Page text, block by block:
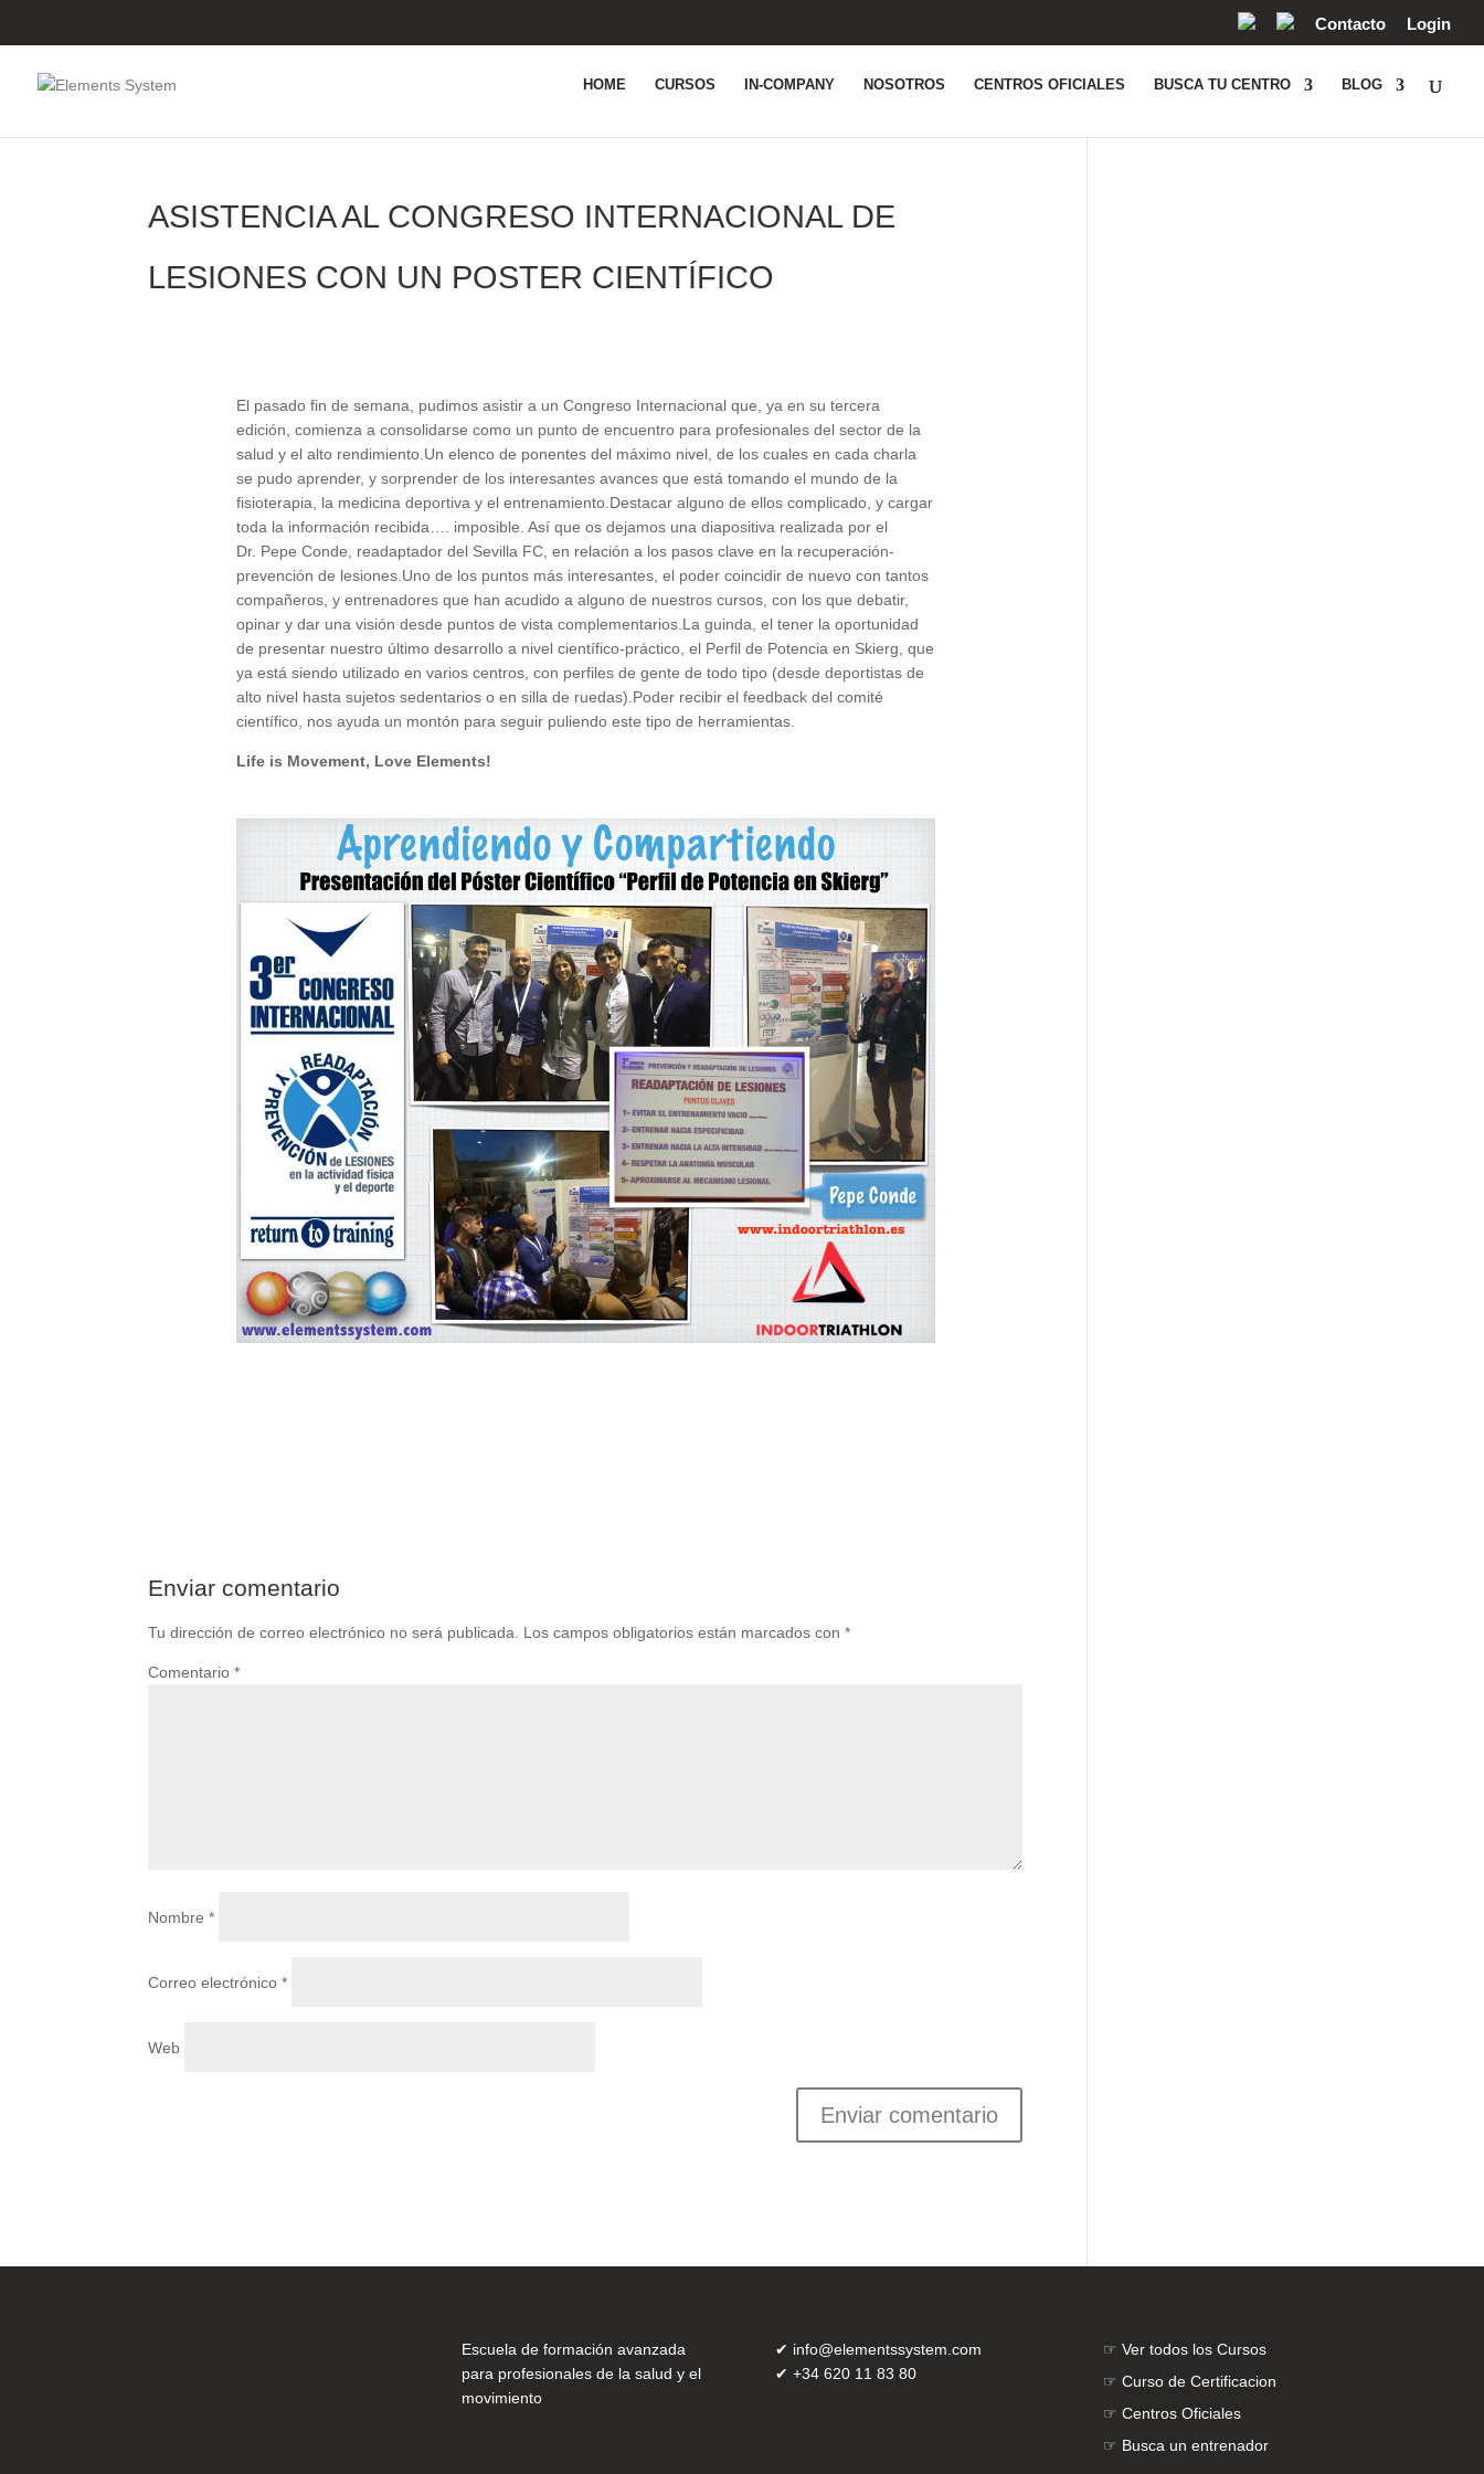
Contacto Login
HOME CURSOS IN-COMPANY NOSOTROS CENTROS OFICIALES BUSCA TU CENTRO BLOG
ASISTENCIA AL CONGRESO INTERNACIONAL DE
LESIONES CON UN POSTER CIENTÍFICO
El pasado fin de semana, pudimos asistir a un Congreso Internacional que, ya en su tercera
edición, comienza a consolidarse como un punto de encuentro para profesionales del sector de la
salud y el alto rendimiento.Un elenco de ponentes del máximo nivel, de los cuales en cada charla
se pudo aprender, y sorprender de los interesantes avances que está tomando el mundo de la
fisioterapia, la medicina deportiva y el entrenamiento.Destacar alguno de ellos complicado, y cargar
toda la información recibida…. imposible. Así que os dejamos una diapositiva realizada por el
Dr. Pepe Conde, readaptador del Sevilla FC, en relación a los pasos clave en la recuperación-
prevención de lesiones.Uno de los puntos más interesantes, el poder coincidir de nuevo con tantos
compañeros, y entrenadores que han acudido a alguno de nuestros cursos, con los que debatir,
opinar y dar una visión desde puntos de vista complementarios.La guinda, el tener la oportunidad
de presentar nuestro último desarrollo a nivel científico-práctico, el Perfil de Potencia en Skierg, que
ya está siendo utilizado en varios centros, con perfiles de gente de todo tipo (desde deportistas de
alto nivel hasta sujetos sedentarios o en silla de ruedas).Poder recibir el feedback del comité
científico, nos ayuda un montón para seguir puliendo este tipo de herramientas.
Life is Movement, Love Elements!
Enviar comentario
Tu dirección de correo electrónico no será publicada. Los campos obligatorios están marcados con*
Comentario*
Nombre*
Correo electrónico*
Web
Escuela de formación avanzada
para profesionales de la salud y el
movimiento
✔ info@elementssystem.com
✔ +34 620 11 83 80
☞Ver todos los Cursos
☞Curso de Certificacion
☞Centros Oficiales
☞ Busca un entrenador